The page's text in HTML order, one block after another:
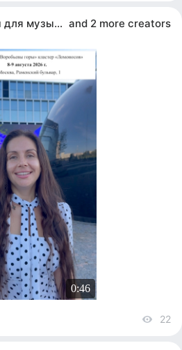
Фея Пиано | Игры для музыкального мышления and 2 more creators
0:46
22